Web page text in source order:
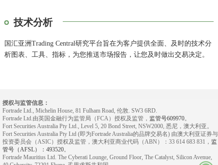
技术分析
国汇亚洲Trading Central研究平台旨在为客户提供全面、及时的技术分
析图表、工具、指标，为您推送市场报告，让您及时做出交易决定。
授权与监管信息：
Fortrade Ltd., Michelin House, 81 Fulham Road, 伦敦. SW3 6RD.
Fortrade Ltd.由英国金融行为监管局（FCA）授权及监管， 监管号609970。
Fort Securities Australia Pty Ltd., Level 5, 20 Bond Street, NSW2000, 悉尼，澳大利亚。
Fort Securities Australia Pty Ltd (即为Fortrade Australia的品牌交易名) 由澳大利亚证券与
投资委员会（ASIC）授权及监管，澳大利亚商业代码（ABN）：33 614 683 831， 监
管号（AFSL）：493520。
Fortrade Mauritius Ltd. The Cyberati Lounge, Ground Floor, The Catalyst, Silicon Avenue,